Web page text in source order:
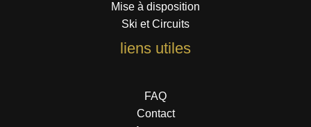
Mise à disposition
Ski et Circuits
liens utiles
FAQ
Contact